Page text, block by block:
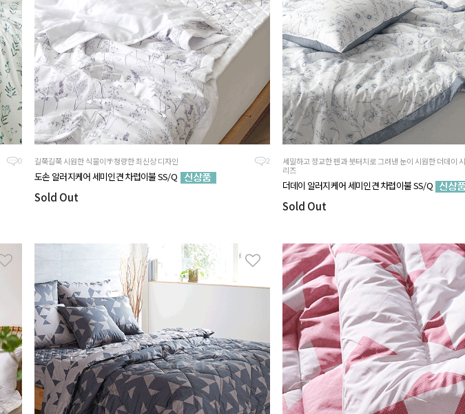
0 2
길쭉길쭉 시원한 식물이🌴청량한 최신상 디자인
도손 알러지케어 세미인견 차렵이불 SS/Q
Sold Out
세밀하고 정교한 펜과 붓터치로 그려낸 눈이 시원한 더데이 시
리즈
더데이 알러지케어 세미인견 차렵이불 SS/Q
Sold Out